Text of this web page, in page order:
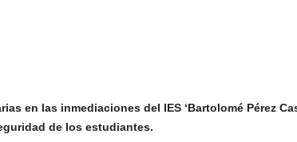
en las inmediaciones del IES ‘Bartolomé Pérez
de los estudiantes.